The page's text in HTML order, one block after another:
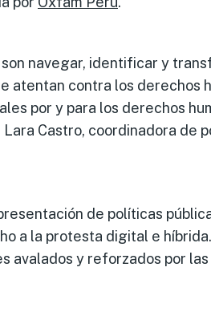
navegar, identificar y
atentan contra los derechos
por y para los derechos
Castro, coordinadora de
de políticas
a la protesta digital e
avalados y reforzados por